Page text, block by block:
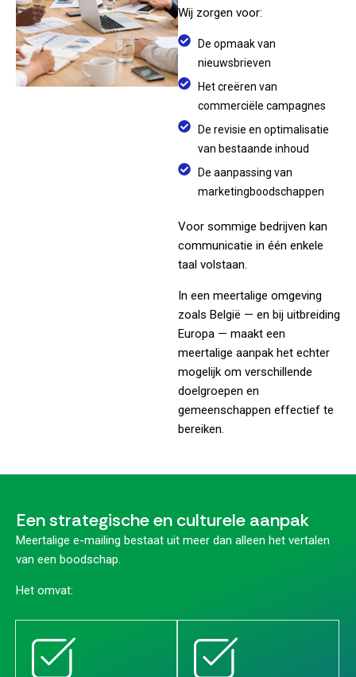
Wij zorgen voor:
De opmaak van
nieuwsbrieven
Het creëren van
commerciële campagnes
De revisie en optimalisatie
van bestaande inhoud
De aanpassing van
marketingboodschappen
Voor sommige bedrijven kan
communicatie in één enkele
taal volstaan.
In een meertalige omgeving
zoals België — en bij uitbreiding
Europa — maakt een
meertalige aanpak het echter
mogelijk om verschillende
doelgroepen en
gemeenschappen effectief te
bereiken.
Een strategische en culturele aanpak
Meertalige e-mailing bestaat uit meer dan alleen het vertalen
van een boodschap.
Het omvat: